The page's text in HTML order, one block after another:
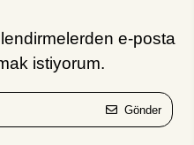
e-posta
istiyorum.
Gönder